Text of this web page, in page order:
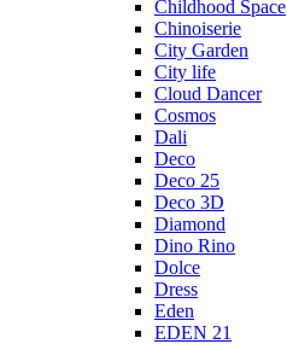
Childhood Space
Chinoiserie
City Garden
City life
Cloud Dancer
Cosmos
Dali
Deco
Deco 25
Deco 3D
Diamond
Dino Rino
Dolce
Dress
Eden
EDEN 21